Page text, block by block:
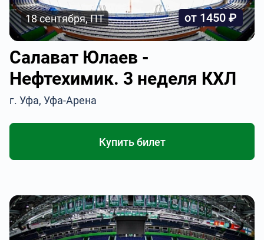
18 сентября, ПТ от 1450 ₽
Салават Юлаев -
Нефтехимик. 3 неделя КХЛ
г. Уфа, Уфа-Арена
Купить билет